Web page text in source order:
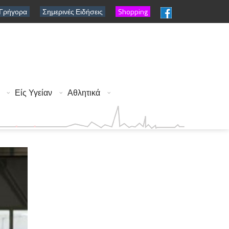
Σημερινές Ειδήσεις Shopping
Είς Υγείαν Αθλητικά